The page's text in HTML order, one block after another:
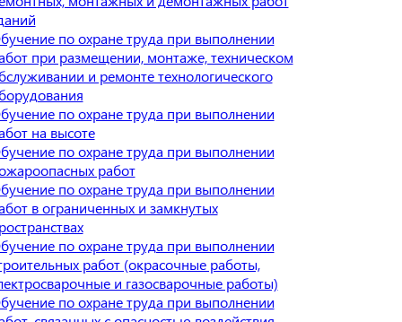
по охране труда при выполнении
при размещении, монтаже, техническом
и ремонте технологического
по охране труда при выполнении
на высоте
по охране труда при выполнении
работ
по охране труда при выполнении
в ограниченных и замкнутых
по охране труда при выполнении
работ (окрасочные работы,
и газосварочные работы)
по охране труда при выполнении